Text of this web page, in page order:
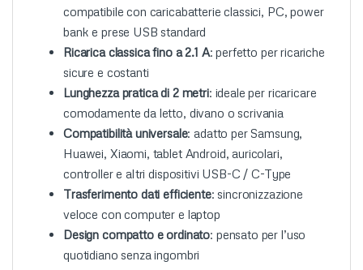
compatibile con caricabatterie classici, PC, power
bank e prese USB standard
Ricarica classica fino a 2.1 A: perfetto per ricariche
sicure e costanti
Lunghezza pratica di 2 metri: ideale per ricaricare
comodamente da letto, divano o scrivania
Compatibilità universale: adatto per Samsung,
Huawei, Xiaomi, tablet Android, auricolari,
controller e altri dispositivi USB-C / C-Type
Trasferimento dati efficiente: sincronizzazione
veloce con computer e laptop
Design compatto e ordinato: pensato per l’uso
quotidiano senza ingombri